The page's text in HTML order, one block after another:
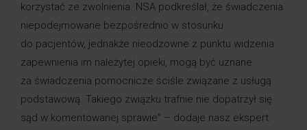
korzystać ze zwolnienia. NSA podkreślał, że świadczenia
niepodejmowane bezpośrednio w stosunku
do pacjentów, jednakże nieodzowne z punktu widzenia
zapewnienia im należytej opieki, mogą być uznane
za świadczenia pomocnicze ściśle związane z usługą
podstawową. Takiego związku trafnie nie dopatrzył się
sąd w komentowanej sprawie” – dodaje nasz ekspert.